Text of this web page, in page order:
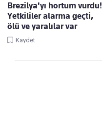
Brezilya'yı hortum vurdu!
Yetkililer alarma geçti,
ölü ve yaralılar var
Kaydet